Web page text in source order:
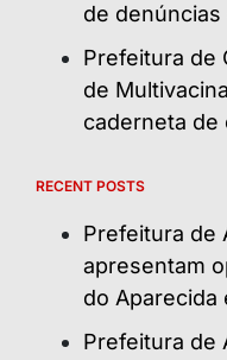
de
Prefeitura de
de
caderneta de
RECENT POSTS
Prefeitura de
apresentam
do Aparecida
Prefeitura de